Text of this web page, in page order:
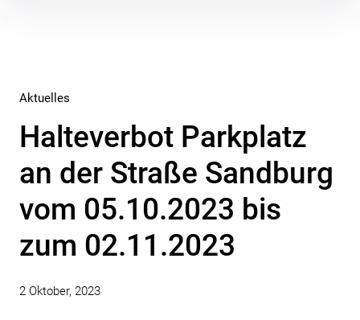
Aktuelles
Halteverbot Parkplatz
an der Straße Sandburg
vom 05.10.2023 bis
zum 02.11.2023
2 Oktober, 2023